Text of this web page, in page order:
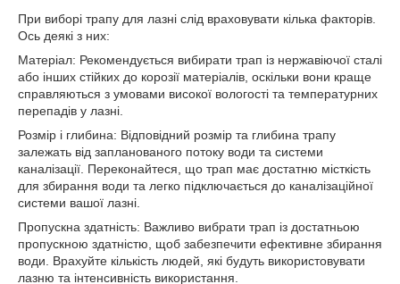
При виборі трапу для лазні слід враховувати кілька факторів.
Ось деякі з них:
Матеріал: Рекомендується вибирати трап із нержавіючої сталі
або інших стійких до корозії матеріалів, оскільки вони краще
справляються з умовами високої вологості та температурних
перепадів у лазні.
Розмір і глибина: Відповідний розмір та глибина трапу
залежать від запланованого потоку води та системи
каналізації. Переконайтеся, що трап має достатню місткість
для збирання води та легко підключається до каналізаційної
системи вашої лазні.
Пропускна здатність: Важливо вибрати трап із достатньою
пропускною здатністю, щоб забезпечити ефективне збирання
води. Врахуйте кількість людей, які будуть використовувати
лазню та інтенсивність використання.